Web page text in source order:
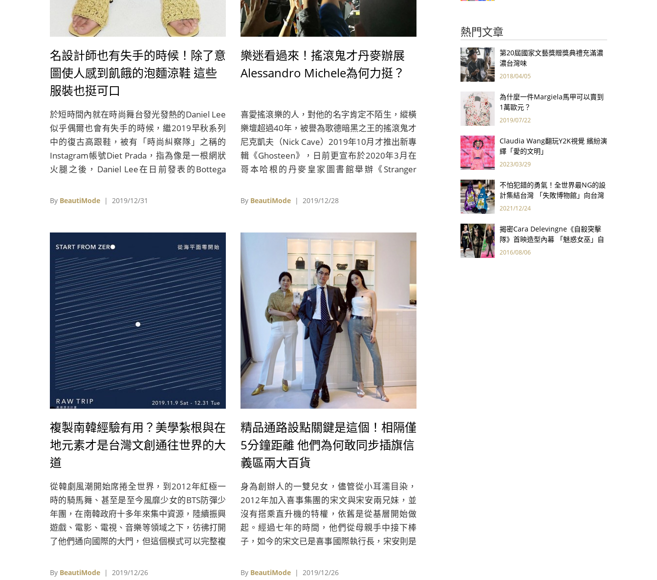
名設計師也有失手的時候！除了意
圖使人感到飢餓的泡麵涼鞋 這些
服裝也挺可口
於短時間內就在時尚舞台發光發熱的Daniel Lee
似乎偶爾也會有失手的時候，繼2019早秋系列
中的復古高跟鞋，被有「時尚糾察隊」之稱的
Instagram帳號Diet Prada，指為像是一根網狀
火腿之後，Daniel Lee在日前發表的Bottega
高的配件單品。
By BeautiMode | 2019/12/31
樂迷看過來！搖滾鬼才丹麥辦展
Alessandro Michele為何力挺？
喜愛搖滾樂的人，對他的名字肯定不陌生，縱橫
樂壇超過40年，被譽為歌德暗黑之王的搖滾鬼才
尼克凱夫（Nick Cave）2019年10月才推出新專
輯《Ghosteen》，日前更宣布於2020年3月在
哥本哈根的丹麥皇家圖書館舉辦《Stranger
覽，由義大利精品品牌Gucci及丹麥基金會
By BeautiMode | 2019/12/28
複製南韓經驗有用？美學紮根與在
地元素才是台灣文創通往世界的大
道
從韓劇風潮開始席捲全世界，到2012年紅極一
時的騎馬舞、甚至是至今風靡少女的BTS防彈少
年團，在南韓政府十多年來集中資源，陸續振興
遊戲、電影、電視、音樂等領域之下，彷彿打開
了他們通向國際的大門，但這個模式可以完整複
By BeautiMode | 2019/12/26
精品通路設點關鍵是這個！相隔僅
5分鐘距離 他們為何敢同步插旗信
義區兩大百貨
身為創辦人的一雙兒女，儘管從小耳濡目染，
2012年加入喜事集團的宋文與宋安兩兄妹，並
沒有搭乘直升機的特權，依舊是從基層開始做
起。經過七年的時間，他們從母親手中接下棒
子，如今的宋文已是喜事國際執行長，宋安則是
By BeautiMode | 2019/12/26
熱門文章
第20屆國家文藝獎贈獎典禮充滿濃
濃台灣味
2018/04/05
為什麼一件Margiela馬甲可以賣到
1萬歐元？
2019/07/22
Claudia Wang翻玩Y2K視覺 繽紛演
繹「愛的文明」
2023/03/29
不怕犯錯的勇氣！全世界最NG的設
計集結台灣 「失敗博物館」向台灣
徵求失敗產品！
2021/12/24
揭密Cara Delevingne《自殺突擊
隊》首映造型內幕 「魅惑女巫」自
曝粉絲太多的煩惱
2016/08/06